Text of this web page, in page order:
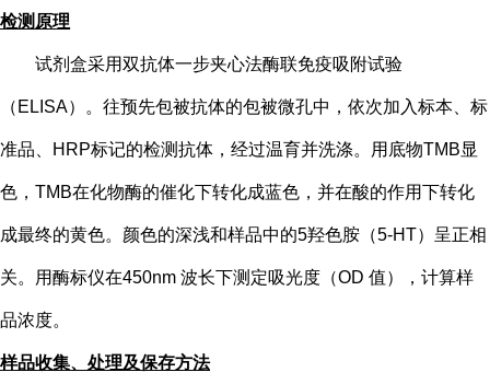
检测原理
试剂盒采用双抗体一步夹心法酶联免疫吸附试验
（ ELISA）。往预先包被抗体的包被微孔中，依次加入标本、标
准品、HRP标记的检测抗体，经过温育并洗涤。用底物TMB显
色，TMB在化物酶的催化下转化成蓝色，并在酸的作用下转化
成最终的黄色。颜色的深浅和样品中的5羟色胺（5-HT） 呈正相
关。用酶标仪在450nm 波长下测定吸光度（OD 值），计算样
品浓度。
样品收集、处理及保存方法